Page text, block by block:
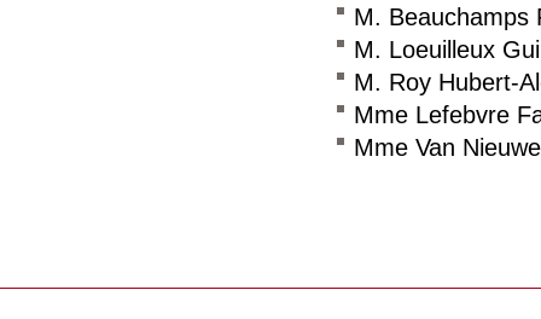
M. Beauchamps
M. Loeuilleux
M. Roy Hubert-
Mme Lefebvre
Mme Van